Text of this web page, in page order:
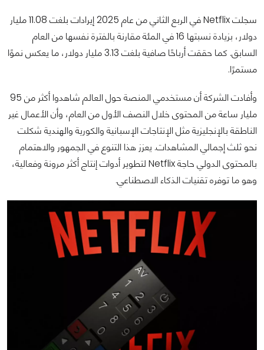
سجلت Netflix في الربع الثاني من عام 2025 إيرادات بلغت 11.08 مليار
دولار، بزيادة نسبتها 16 في المئة مقارنة بالفترة نفسها من العام
السابق. كما حققت أرباحًا صافية بلغت 3.13 مليار دولار، ما يعكس نموًا
مستمرًا.
وأفادت الشركة أن مستخدمي المنصة حول العالم شاهدوا أكثر من 95
مليار ساعة من المحتوى خلال النصف الأول من العام، وأن الأعمال غير
الناطقة بالإنجليزية مثل الإنتاجات الإسبانية والكورية والهندية شكلت
نحو ثلث إجمالي المشاهدات. يعزز هذا التنوع في الجمهور والاهتمام
بالمحتوى الدولي حاجة Netflix لتطوير أدوات إنتاج أكثر مرونة وفعالية،
وهو ما توفره تقنيات الذكاء الاصطناعي.